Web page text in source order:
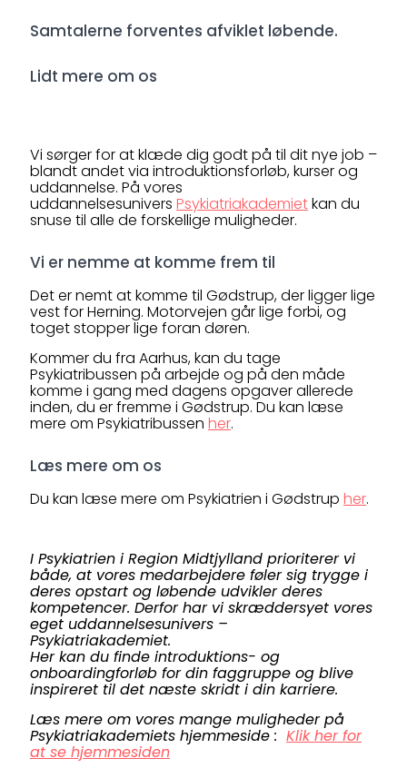
Samtalerne forventes afviklet løbende.
Lidt mere om os
Vi sørger for at klæde dig godt på til dit nye job –
blandt andet via introduktionsforløb, kurser og
uddannelse. På vores
uddannelsesunivers Psykiatriakademietkan du
snuse til alle de forskellige muligheder.
Vi er nemme at komme frem til
Det er nemt at komme til Gødstrup, der ligger lige
vest for Herning. Motorvejen går lige forbi, og
toget stopper lige foran døren.
Kommer du fra Aarhus, kan du tage
Psykiatribussen på arbejde og på den måde
komme i gang med dagens opgaver allerede
inden, du er fremme i Gødstrup. Du kan læse
mere om Psykiatribussen her.
Læs mere om os
Du kan læse mere om Psykiatrien i Gødstrup her.
I Psykiatrien i Region Midtjylland prioriterer vi
både, at vores medarbejdere føler sig trygge i
deres opstart og løbende udvikler deres
kompetencer. Derfor har vi skræddersyet vores
eget uddannelsesunivers –
Psykiatriakademiet.
Her kan du finde introduktions- og
onboardingforløb for din faggruppe og blive
inspireret til det næste skridt i din karriere.
Læs mere om vores mange muligheder på
Psykiatriakademiets hjemmeside : Klik her for
at se hjemmesiden